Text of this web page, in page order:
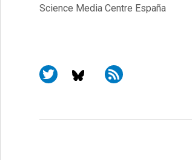
Science Media Centre España